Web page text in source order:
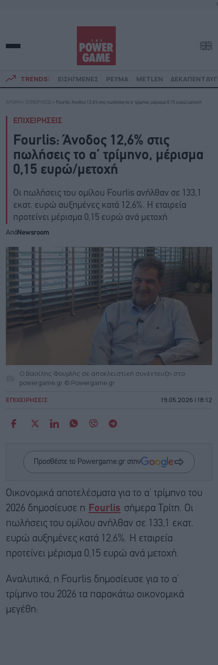
TRENDS: ΕΙΣΗΓΜΕΝΕΣ ΡΕΥΜΑ METLEN
ΑΡΧΙΚΗ » ΕΠΙΧΕΙΡΗΣΕΙΣ » Fourlis: Άνοδος 12,6% στις πωλήσεις το α’ τρίμηνο, μέρισμα 0,15 ευρώ/μετοχή
ΕΠΙΧΕΙΡΗΣΕΙΣ
Fourlis: Άνοδος 12,6% στις
πωλήσεις το α’ τρίμηνο, μέρισμα
0,15 ευρώ/μετοχή
Οι πωλήσεις του ομίλου Fourlis ανήλθαν σε 133,1
εκατ. ευρώ αυξημένες κατά 12,6%. Η εταιρεία
προτείνει μέρισμα 0,15 ευρώ ανά μετοχή
ΑπόNewsroom
Ο Βασίλης Φουρλής σε αποκλειστική συνέντευξη στο
powergame.gr © Powergame.gr
ΕΠΙΧΕΙΡΗΣΕΙΣ 19.05.2026 | 18:12
Προσθέστε το Powergame.gr στην
Οικονομικά αποτελέσματα για το α’ τρίμηνο του
2026 δημοσίευσε η
Fourlis σήμερα Τρίτη. Οι
πωλήσεις του ομίλου ανήλθαν σε 133,1 εκατ.
ευρώ αυξημένες κατά 12,6%. Η εταιρεία
προτείνει μέρισμα 0,15 ευρώ ανά μετοχή.
Αναλυτικά, η Fourlis δημοσίευσε για το α’
τρίμηνο του 2026 τα παρακάτω οικονομικά
μεγέθη: